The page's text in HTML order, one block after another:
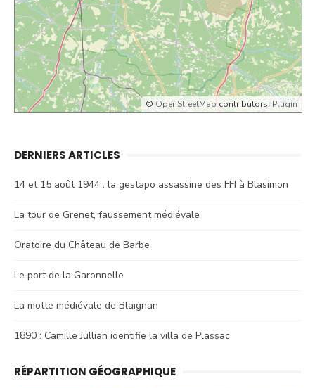
© OpenStreetMapcontributors. Plugin
DERNIERS ARTICLES
14 et 15 août 1944 : la gestapo assassine des FFI à Blasimon
La tour de Grenet, faussement médiévale
Oratoire du Château de Barbe
Le port de la Garonnelle
La motte médiévale de Blaignan
1890 : Camille Jullian identifie la villa de Plassac
RÉPARTITION GÉOGRAPHIQUE